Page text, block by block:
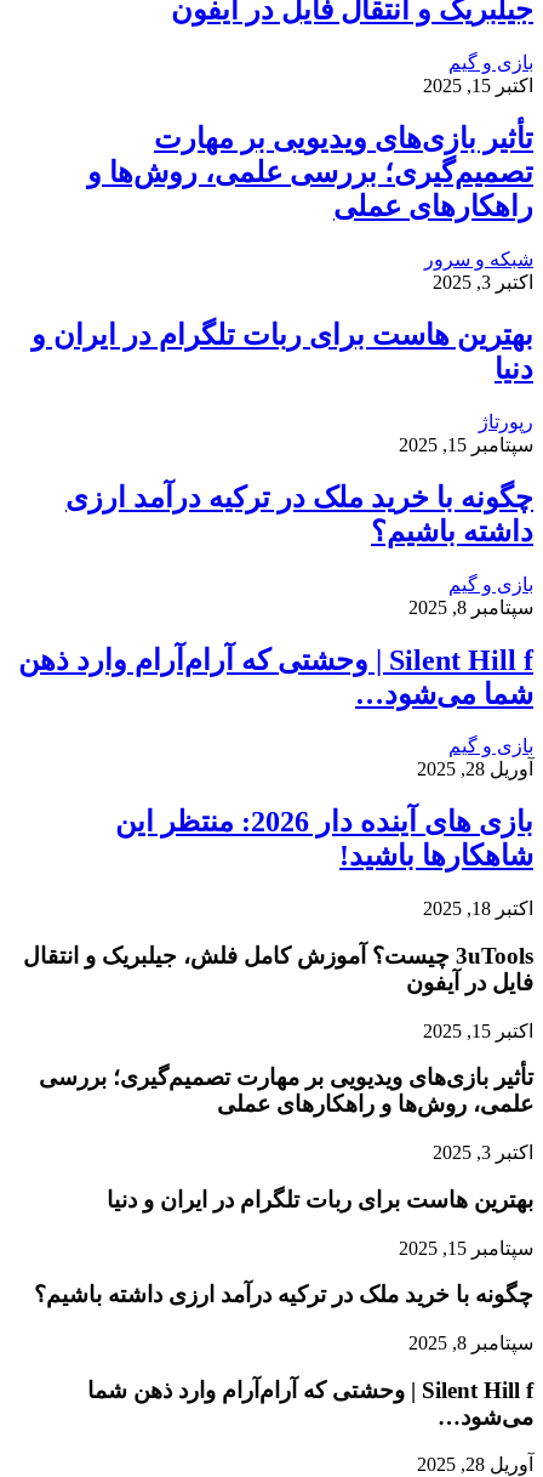
جیلبریک و انتقال فایل در آیفون
بازی و گیم
اکتبر 15, 2025
تأثیر بازی‌های ویدیویی بر مهارت
تصمیم‌گیری؛ بررسی علمی، روش‌ها و
راهکارهای عملی
شبکه و سرور
اکتبر 3, 2025
بهترین هاست برای ربات تلگرام در ایران و
دنیا
رپورتاژ
سپتامبر 15, 2025
چگونه با خرید ملک در ترکیه درآمد ارزی
داشته باشیم؟
بازی و گیم
سپتامبر 8, 2025
Silent Hill f | وحشتی که آرام‌آرام وارد ذهن
شما می‌شود…
بازی و گیم
آوریل 28, 2025
بازی‌ های آینده دار 2026: منتظر این
شاهکارها باشید!
اکتبر 18, 2025
3uTools چیست؟ آموزش کامل فلش، جیلبریک و انتقال
فایل در آیفون
اکتبر 15, 2025
تأثیر بازی‌های ویدیویی بر مهارت تصمیم‌گیری؛ بررسی
علمی، روش‌ها و راهکارهای عملی
اکتبر 3, 2025
بهترین هاست برای ربات تلگرام در ایران و دنیا
سپتامبر 15, 2025
چگونه با خرید ملک در ترکیه درآمد ارزی داشته باشیم؟
سپتامبر 8, 2025
Silent Hill f | وحشتی که آرام‌آرام وارد ذهن شما
می‌شود…
آوریل 28, 2025